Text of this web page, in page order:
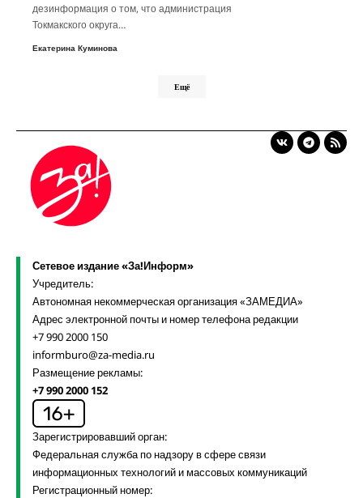
дезинформация о том, что администрация
Токмакского округа…
Екатерина Куминова
Ещё
Сетевое издание «За!Информ»
Учредитель:
Автономная некоммерческая организация «ЗАМЕДИА»
Адрес электронной почты и номер телефона редакции
+7 990 2000 150
informburo@za-media.ru
Размещение рекламы:
+7 990 2000 152
Зарегистрировавший орган:
Федеральная служба по надзору в сфере связи
информационных технологий и массовых коммуникаций
Регистрационный номер: